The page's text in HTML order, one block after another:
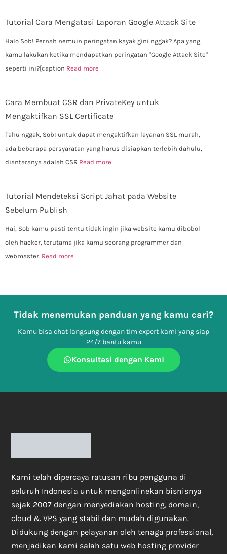
Tutorial Cara Mengatasi Laporan Google Attack Site
Halo Sob! Pernah nemuin peringatan kayak gini nggak? Apa yang
kamu lakukan ketika mendapatkan peringatan "Google Attack Site"
seperti ini?[caption Read more
Cara Membuat CSR dan PrivateKey untuk
Mengaktifkan SSL Certificate
Tahu nggak, Sob! untuk dapat mengaktifkan layanan SSL murah,
ada beberapa persyaratan yang harus disiapkan terlebih dahulu,
diantaranya adalah CSR Read more
Tutorial Mendeteksi Script Jahat pada Website
Sebelum Publish
Hai, Sob kamu pasti tentu tidak ingin jika website kamu dibobol
oleh hacker, terutama jika kamu seorang programmer dan
webmaster. Read more
Tidak menemukan panduan yang kamu cari?
Kamu bisa chat langsung dengan tim expert kami yang siap
24/7 bantu kamu
Konsultasi dengan Kami
Kami telah dipercaya ratusan ribu pengguna di
seluruh Indonesia untuk mengonlinekan bisnisnya
sejak 2007 dengan menyediakan hosting, domain,
cloud & VPS yang stabil dan mudah digunakan.
Didukung dengan pelayanan oleh tenaga professional,
menjadikan kami salah satu web hosting provider